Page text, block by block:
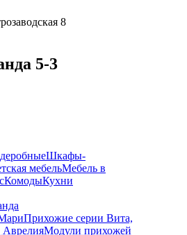
8
5-3
Шкафы-
мебельМебель в
КомодыКухни
Прихожие серии Вита,
Модули прихожей